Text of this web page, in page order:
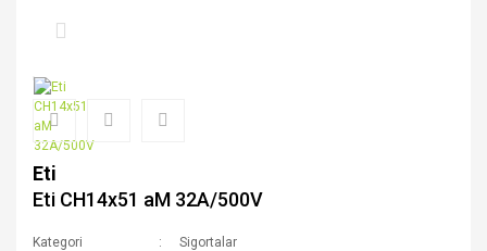
Eti
Eti CH14x51 aM 32A/500V
Kategori
Sigortalar